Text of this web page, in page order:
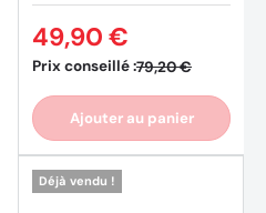
Prix conseillé :79,20 €
49,90 €
Ajouter au panier
Déjà vendu !